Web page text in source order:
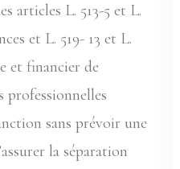
articles L. 513-5 et L.
et L. 519- 13 et L.
et financier de
professionnelles
sans prévoir une
la séparation